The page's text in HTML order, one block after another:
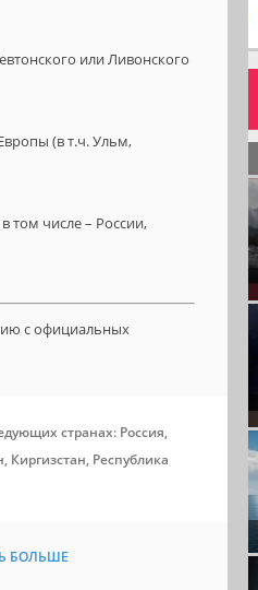
или Ливонского
(в т.ч. Ульм,
том числе – России,
с официальных
странах: Россия,
Киргизстан, Республика
БОЛЬШЕ